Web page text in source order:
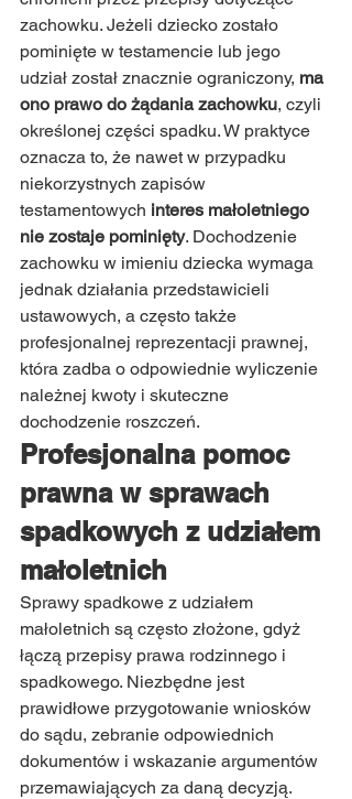
zachowku. Jeżeli dziecko zostało
pominięte w testamencie lub jego
udział został znacznie ograniczony, ma
ono prawo do żądania zachowku, czyli
określonej części spadku. W praktyce
oznacza to, że nawet w przypadku
niekorzystnych zapisów
testamentowych interes małoletniego
nie zostaje pominięty. Dochodzenie
zachowku w imieniu dziecka wymaga
jednak działania przedstawicieli
ustawowych, a często także
profesjonalnej reprezentacji prawnej,
która zadba o odpowiednie wyliczenie
należnej kwoty i skuteczne
dochodzenie roszczeń.
Profesjonalna pomoc
prawna w sprawach
spadkowych z udziałem
małoletnich
Sprawy spadkowe z udziałem
małoletnich są często złożone, gdyż
łączą przepisy prawa rodzinnego i
spadkowego. Niezbędne jest
prawidłowe przygotowanie wniosków
do sądu, zebranie odpowiednich
dokumentów i wskazanie argumentów
przemawiających za daną decyzją.